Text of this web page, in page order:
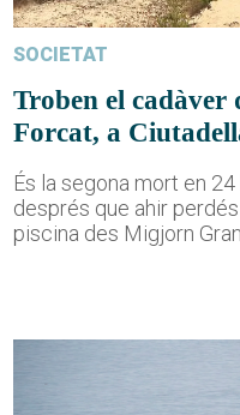
SOCIETAT
Troben el cadàver
Forcat, a
És la segona mort en
després que ahir
piscina des Migjorn Gran